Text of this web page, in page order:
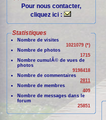
Pour nous contacter,
cliquez ici :
Statistiques
Nombre de visites
1021079 (*)
Nombre de photos
1715
Nombre cumulÃ© de vues de
photos
9198418
Nombre de commentaires
2811
Nombre de membres
409
Nombre de messages dans le
forum
25851